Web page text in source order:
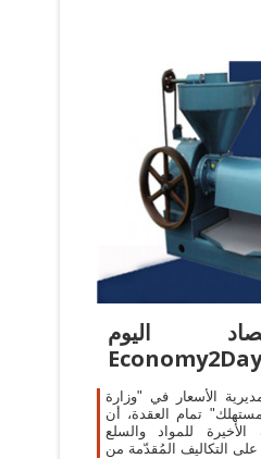
اليوم
Economy2Day
الأسعار في "وزارة
تمام العقدة، أن
للمواد والسلع
على التكاليف المُقدّمة من